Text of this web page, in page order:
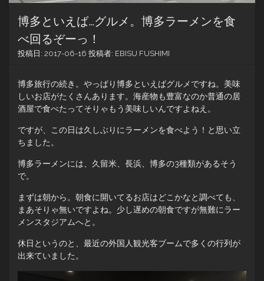
博多といえば…グルメ。博多ラーメンを食
べ回るぞーっ！
投稿日: 2017-06-16 投稿者: EBISU FUSHIMI
博多旅行の続き。やっぱり博多といえばグルメですね。美味
しいお店がたくさんあります。海産物も豊富なのか普通の居
酒屋で食べたってそりゃもう美味しいんですよねえ。
ですが、この日は久しぶりにラーメンを食べよう！と思い立
ちました。
博多ラーメンには、久留米、長浜、博多の3種類があるそう
で。
まずは朝から。朝食に開いてるお店はどこかなと調べても、
まあそりゃ無いですよね。少し遅めの朝食ですが無難にラー
メンスタジアムへと。
休日というのと、最近の外国人観光客ブームで多くの行列が
出来ていました。